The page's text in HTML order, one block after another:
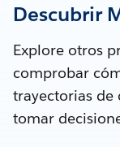
Descubrir
Explore otros
comprobar
trayectorias de
tomar